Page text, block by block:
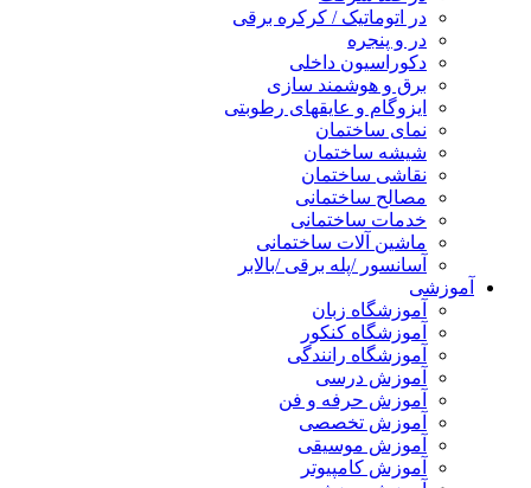
در اتوماتیک / کرکره برقی
در و پنجره
دکوراسیون داخلی
برق و هوشمند سازی
ایزوگام و عایقهای رطوبتی
نمای ساختمان
شیشه ساختمان
نقاشی ساختمان
مصالح ساختمانی
خدمات ساختمانی
ماشین آلات ساختمانی
آسانسور /پله برقی /بالابر
آموزشی
آموزشگاه زبان
آموزشگاه کنکور
آموزشگاه رانندگی
آموزش درسی
آموزش حرفه و فن
آموزش تخصصی
آموزش موسیقی
آموزش کامپیوتر